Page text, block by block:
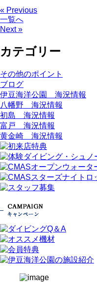
« Previous
一覧へ
Next »
カテゴリー
その他のポイント
ブログ
伊豆海洋公園 海況情報
八幡野 海況情報
初島 海況情報
富戸 海況情報
黄金崎 海況情報